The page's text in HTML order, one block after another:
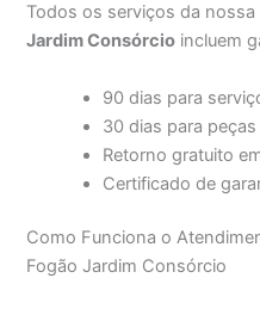
Todos os serviços da nossa
Jardim Consórcio incluem
90 dias para
30 dias para
Retorno gratuito
Certificado de
Como Funciona o
Fogão Jardim Consórcio